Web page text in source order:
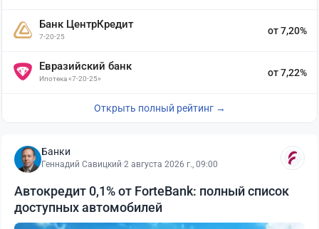
Банк ЦентрКредит
7-20-25
от 7,20%
Евразийский банк
Ипотека «7-20-25»
от 7,22%
Открыть полный рейтинг →
Банки
Геннадий Савицкий·2 августа 2026 г., 09:00
Автокредит 0,1% от ForteBank: полный список
доступных автомобилей